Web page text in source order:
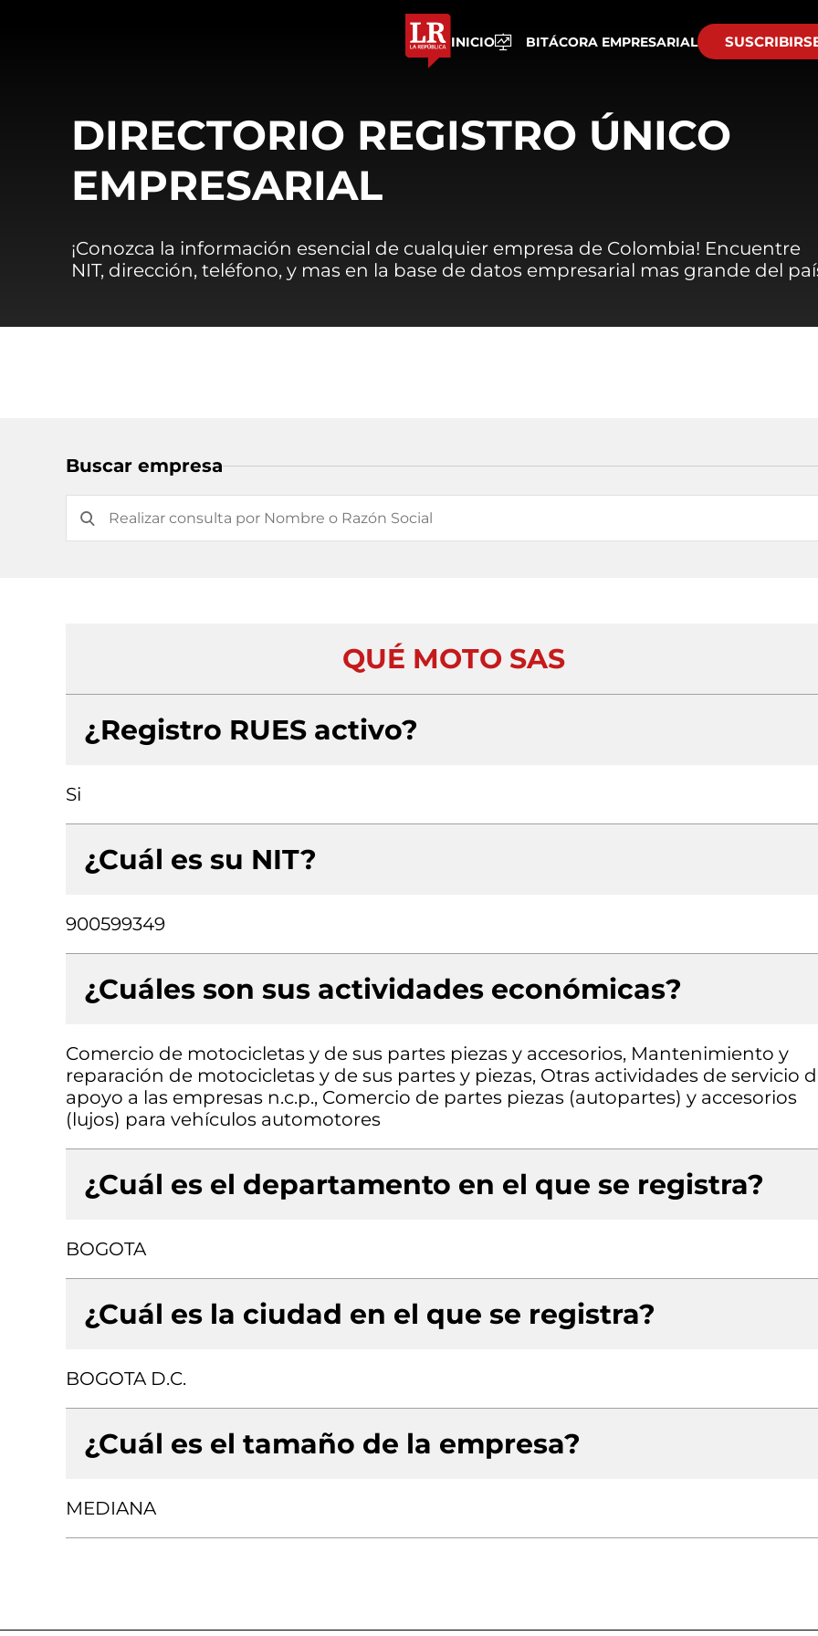
INICIO BITÁCORA EMPRESARIAL
DIRECTORIO REGISTRO ÚNICO
EMPRESARIAL
¡Conozca la información esencial de cualquier empresa de Colombia! Encuentre
NIT, dirección, teléfono, y mas en la base de datos empresarial mas grande del
Buscar empresa
QUÉ MOTO SAS
¿Registro RUES activo?
Si
¿Cuál es su NIT?
900599349
¿Cuáles son sus actividades económicas?
Comercio de motocicletas y de sus partes piezas y accesorios, Mantenimiento y
reparación de motocicletas y de sus partes y piezas, Otras actividades de servicio
apoyo a las empresas n.c.p., Comercio de partes piezas (autopartes) y accesorios
(lujos) para vehículos automotores
¿Cuál es el departamento en el que se registra?
BOGOTA
¿Cuál es la ciudad en el que se registra?
BOGOTA D.C.
¿Cuál es el tamaño de la empresa?
MEDIANA